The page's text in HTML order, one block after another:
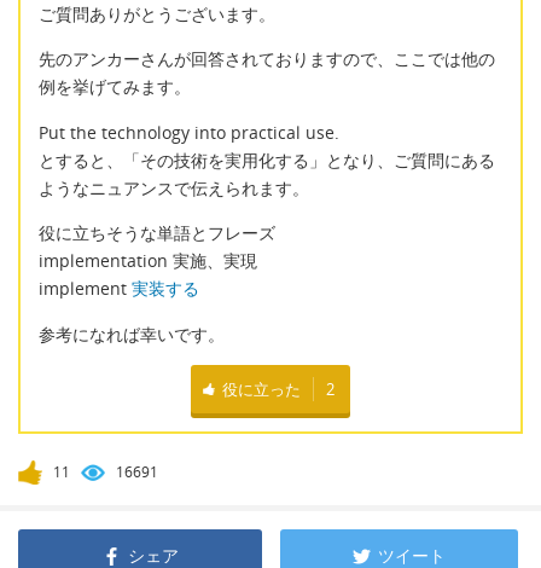
ご質問ありがとうございます。
先のアンカーさんが回答されておりますので、ここでは他の
例を挙げてみます。
Put the technology into practical use.
とすると、「その技術を実用化する」となり、ご質問にある
ようなニュアンスで伝えられます。
役に立ちそうな単語とフレーズ
implementation 実施、実現
implement 実装する
参考になれば幸いです。
役に立った 2
11 16691
シェア ツイート